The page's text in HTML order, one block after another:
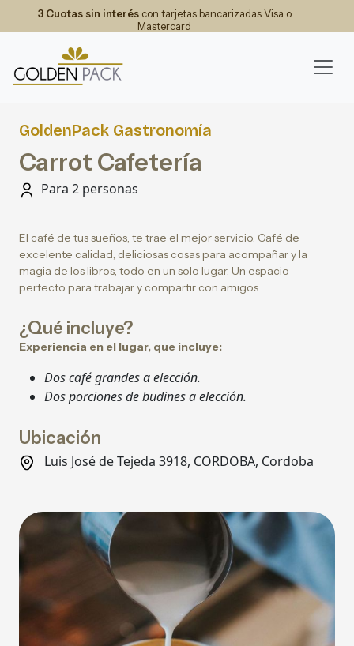
3 Cuotas sin interéscon tarjetas bancarizadas Visa o
Mastercard
GoldenPack Gastronomía
Carrot Cafetería
Para 2 personas
El café de tus sueños, te trae el mejor servicio. Café de
excelente calidad, deliciosas cosas para acompañar y la
magia de los libros, todo en un solo lugar. Un espacio
perfecto para trabajar y compartir con amigos.
¿Qué incluye?
Experiencia en el lugar, que incluye:
Dos café grandes a elección.
Dos porciones de budines a elección.
Ubicación
Luis José de Tejeda 3918, CORDOBA, Cordoba